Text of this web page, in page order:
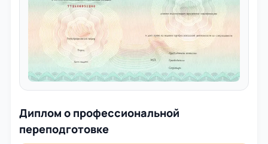
Диплом о профессиональной
переподготовке